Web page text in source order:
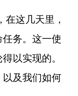
这几天里，
任务。这一使
以实现的。
及我们如何